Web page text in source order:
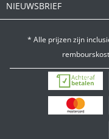
NIEUWSBRIEF
* Alle prijzen zijn